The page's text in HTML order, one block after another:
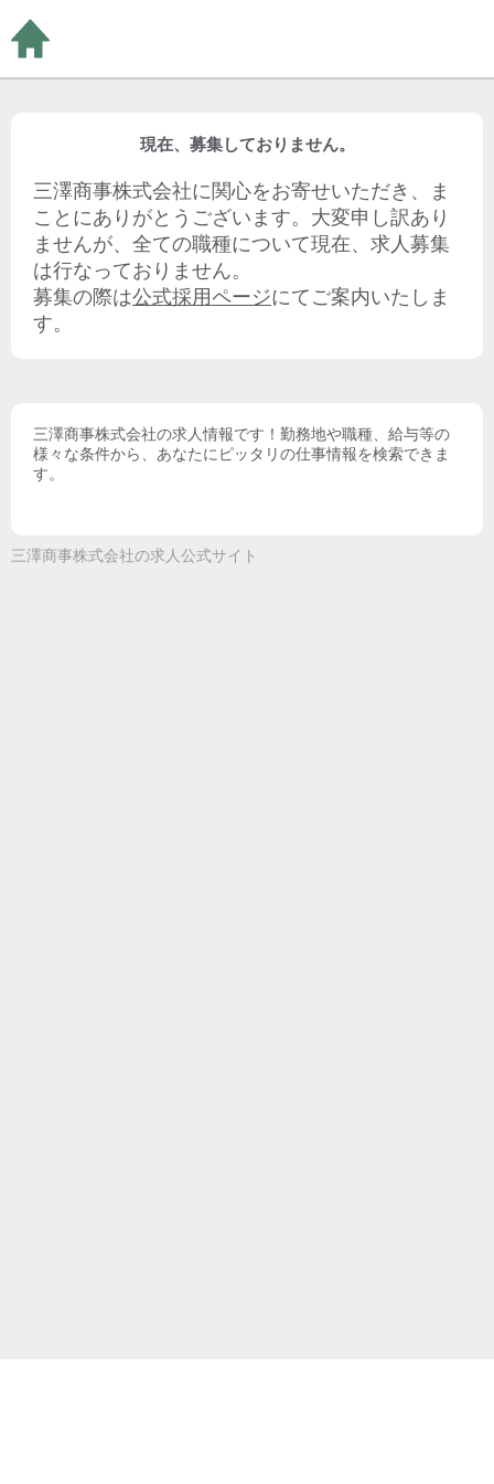
現在、募集しておりません。
三澤商事株式会社に関心をお寄せいただき、ま
ことにありがとうございます。大変申し訳あり
ませんが、全ての職種について現在、求人募集
は行なっておりません。
募集の際は公式採用ページにてご案内いたしま
す。
三澤商事株式会社の求人情報です！勤務地や職種、給与等の
様々な条件から、あなたにピッタリの仕事情報を検索できま
す。
三澤商事株式会社の求人公式サイト